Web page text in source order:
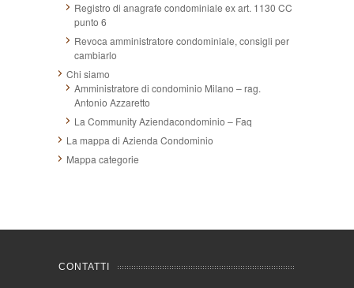
Registro di anagrafe condominiale ex art. 1130 CC
punto 6
Revoca amministratore condominiale, consigli per
cambiarlo
Chi siamo
Amministratore di condominio Milano – rag.
Antonio Azzaretto
La Community Aziendacondominio – Faq
La mappa di Azienda Condominio
Mappa categorie
CONTATTI